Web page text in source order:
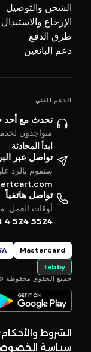
الشحن والتوصيل
الإرجاع والاستبدال
طرق الدفع
دعم البائعين
الدعم الفني
تحدث مع أحد
متواجدون
ابدأ المحادثة
تواصل عبر
سنقوم بالرد عليك
تواصل هاتفياً
أوقات العمل: من 8 صباحاً حتى 5 مساءً بتوقيت
4 524 5524
Mastercard
tabby
جميع الحقوق محفوظة © 2026 لشركة ديزرت كارت القابضة
الشروط والأحكام
سياسة